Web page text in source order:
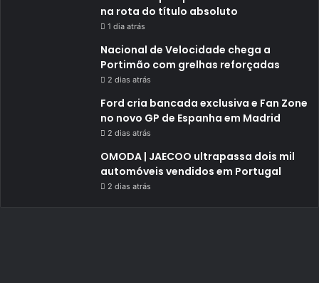
na rota do título absoluto
1 dia atrás
Nacional de Velocidade chega a
Portimão com grelhas reforçadas
2 dias atrás
Ford cria bancada exclusiva e Fan Zone
no novo GP de Espanha em Madrid
2 dias atrás
OMODA | JAECOO ultrapassa dois mil
automóveis vendidos em Portugal
2 dias atrás